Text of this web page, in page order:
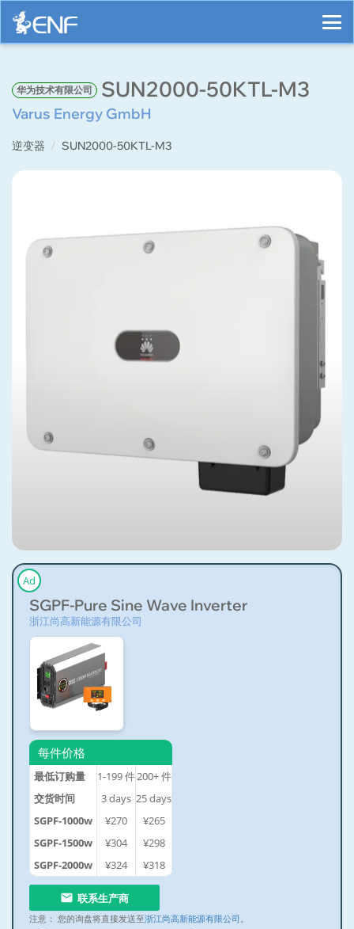
华为技术有限公司 SUN2000-50KTL-M3
Varus Energy GmbH
逆变器 SUN2000-50KTL-M3
Ad
SGPF-Pure Sine Wave Inverter
浙江尚高新能源有限公司
每件价格
最低订购量 1-199件200+件
交货时间
3days 25days
SGPF-1000w
¥270
¥265
SGPF-1500w
¥304
¥298
SGPF-2000w
¥324 ¥318
联系生产商
注意： 您的询盘将直接发送至浙江尚高新能源有限公司 。